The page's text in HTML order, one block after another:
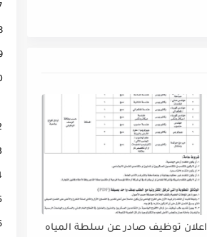
اعلان توظيف صادر عن سلطة المياه